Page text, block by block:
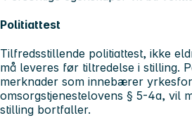
Politiattest
Tilfredsstillende politiattest, ikke
må leveres før tiltredelse i stilling.
merknader som innebærer
omsorgstjenestelovens § 5-4a, vil
stilling bortfaller.